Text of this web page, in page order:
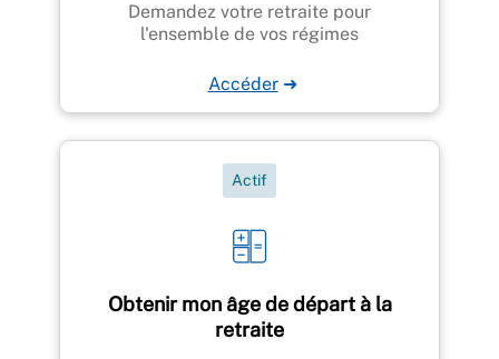
Demandez votre retraite pour
l'ensemble de vos régimes
Accéder ➜
Obtenir mon âge de départ à la
retraite
Actif